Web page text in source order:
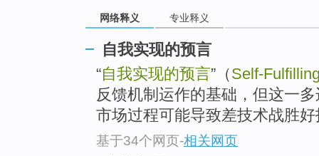
网络释义 专业释义
自我实现的预言
“自我实现的预言”（Self-
反馈机制运作的基础，但这一
市场过程可能导致差技术战胜
基于34个网页-相关网页